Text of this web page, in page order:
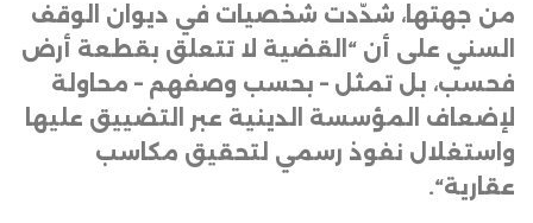
من جهتها، شدّدت شخصيات في ديوان الوقف
السني على أن “القضية لا تتعلق بقطعة أرض
فحسب، بل تمثل – بحسب وصفهم – محاولة
لإضعاف المؤسسة الدينية عبر التضييق عليها
واستغلال نفوذ رسمي لتحقيق مكاسب
عقارية“.